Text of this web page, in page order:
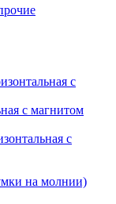
с
с магнитом
с
на молнии)